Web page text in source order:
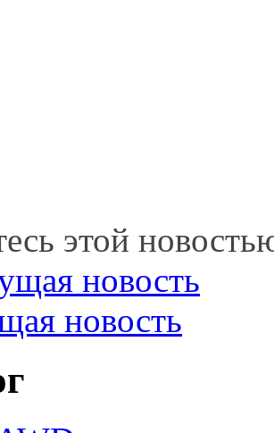
этой
новость
новость